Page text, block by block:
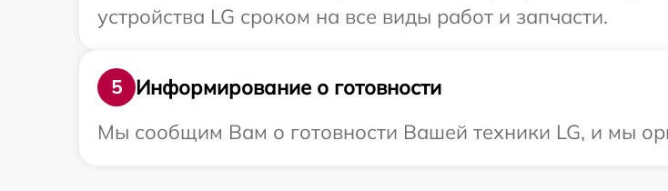
устройства LG сроком на все виды работ и запчасти.
5
Информирование о готовности
Мы сообщим Вам о готовности Вашей техники LG, и мы